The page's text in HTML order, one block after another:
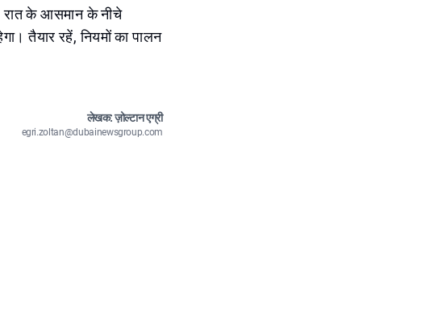
रात के आसमान के नीचे
तैयार रहें, नियमों का पालन
लेखक: ज़ोल्टान एग्री
egri.zoltan@dubainewsgroup.com